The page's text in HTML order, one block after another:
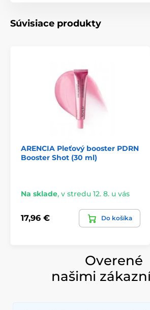
Súvisiace produkty
ARENCIA Pleťový booster PDRN
Booster Shot (30 ml)
Na sklade, v stredu 12. 8. u vás
17,96 € Do košíka
Overené
našimi